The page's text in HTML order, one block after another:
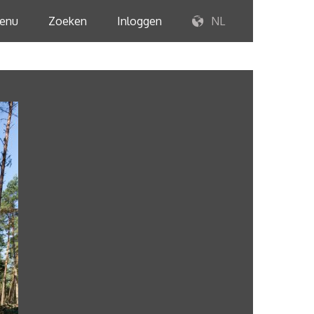
Zoeken Inloggen NL